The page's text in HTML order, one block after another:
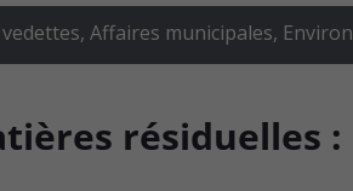
, Affaires municipales,
résiduelles